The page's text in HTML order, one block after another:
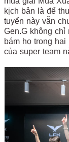
kịch bản là để
tuyển này vẫn
Gen.G không
bám họ trong
của super team